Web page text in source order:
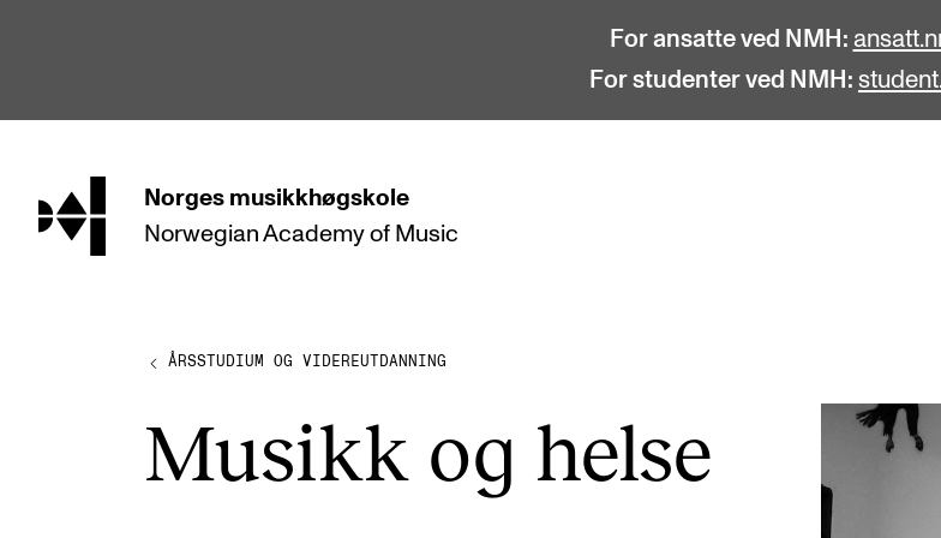
For ansatte ved NMH:
For studenter ved NMH:
hjem Norges musikkhøgskole
Norwegian Academy of Music
STUDIER
Bachelor
Doktorgrad Salane våre
Studentutvalet SUT
ÅRSSTUDIUM OG VIDEREUTDANNING
Musikk og helse